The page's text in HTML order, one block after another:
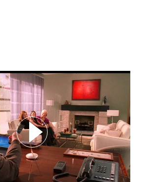
DODAJ TEN FILM DO PLAYLISTY